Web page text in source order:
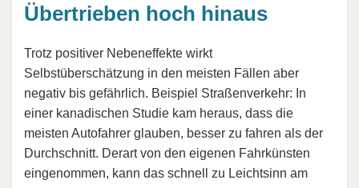
Übertrieben hoch hinaus
Trotz positiver Nebeneffekte wirkt
Selbstüberschätzung in den meisten Fällen aber
negativ bis gefährlich. Beispiel Straßenverkehr: In
einer kanadischen Studie kam heraus, dass die
meisten Autofahrer glauben, besser zu fahren als der
Durchschnitt. Derart von den eigenen Fahrkünsten
eingenommen, kann das schnell zu Leichtsinn am